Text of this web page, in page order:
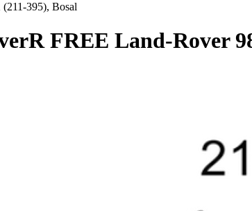
395), Bosal
FREE Land-Rover